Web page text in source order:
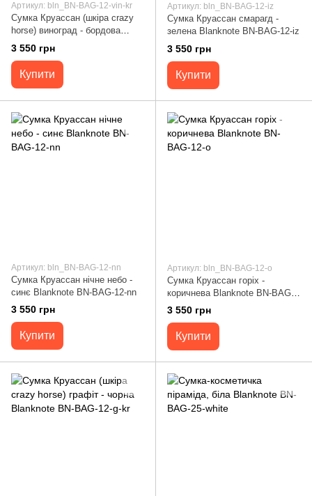
Артикул: bln_BN-BAG-12-vin-kr
Сумка Круассан (шкіра crazy
horse) виноград - бордова
Blanknote BN-BAG-12-vin-kr
3 550 грн
Купити
Артикул: bln_BN-BAG-12-iz
Сумка Круассан смарагд -
зелена Blanknote BN-BAG-12-iz
3 550 грн
Купити
Артикул: bln_BN-BAG-12-nn
Сумка Круассан нічне небо -
синє Blanknote BN-BAG-12-nn
3 550 грн
Купити
Артикул: bln_BN-BAG-12-o
Сумка Круассан горіх -
коричнева Blanknote BN-BAG-
12-o
3 550 грн
Купити